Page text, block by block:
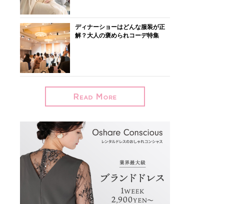
ディナーショーはどんな服装が正
解？大人の褒められコーデ特集